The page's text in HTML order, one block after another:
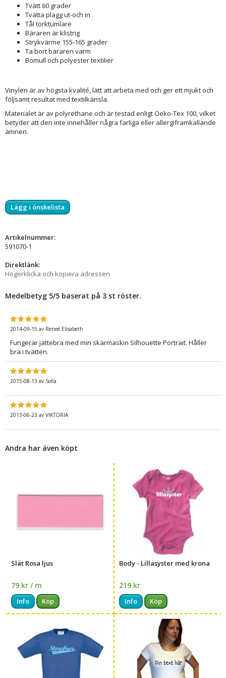
Tvätt 60 grader
Tvätta plagg ut-och in
Tål torktumlare
Bäraren är klistrig
Strykvärme 155-165 grader
Ta bort bäraren varm
Bomull och polyester textilier
Vinylen är av högsta kvalité, lätt att arbeta med och ger ett mjukt och
följsamt resultat med textilkänsla.
Materialet är av polyrethane och är testad enligt Oeko-Tex 100, vilket
betyder att den inte innehåller några farliga eller allergiframkallande
ämnen.
Lägg i önskelista
Artikelnummer:
591070-1
Direktlänk:
Högerklicka och kopiera adressen
Medelbetyg 5/5 baserat på 3 st röster.
2014-09-15 av Reneé Elisabeth
Fungerar jättebra med min skärmaskin Silhouette Portrait. Håller
bra i tvätten.
2015-08-13 av Sofia
2013-06-23 av VIKTORIA
Andra har även köpt
Slät Rosa ljus
79 kr / m
Info Köp
Body - Lillasyster med krona
219 kr
Info Köp